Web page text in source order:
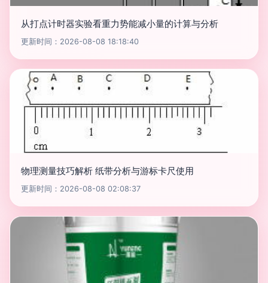
从打点计时器实验看重力势能减小量的计算与分析
更新时间：2026-08-08 18:18:40
物理测量技巧解析 纸带分析与游标卡尺使用
更新时间：2026-08-08 02:08:37